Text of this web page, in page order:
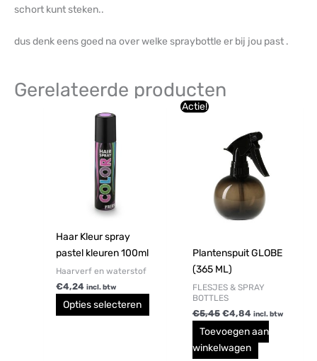
schort kunt steken..
dus denk eens goed na over welke spraybottle er bij jou past .
Gerelateerde producten
Haar Kleur spray
pastel kleuren 100ml
Haarverf en waterstof
€4,24 incl. btw
Opties selecteren
worden
productpagina
Actie!
Plantenspuit GLOBE
(365 ML)
FLESJES & SPRAY
BOTTLES
€5,45
€5,45.
€4,84
€4,84.
incl. btw
Toevoegen aan
winkelwagen